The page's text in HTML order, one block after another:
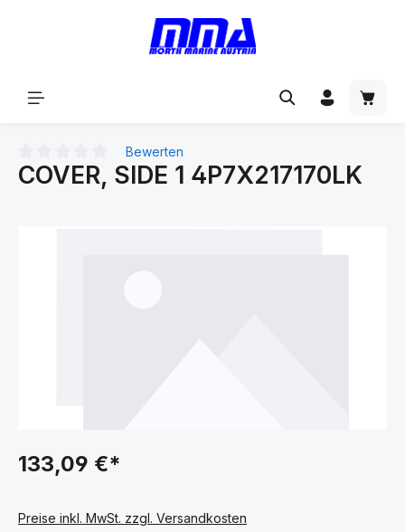
Durchschnittliche Bewertung von 0 von 5 Sternen
Bewerten
COVER, SIDE 1 4P7X217170LK
133,09 €*
Preise inkl. MwSt. zzgl. Versandkosten